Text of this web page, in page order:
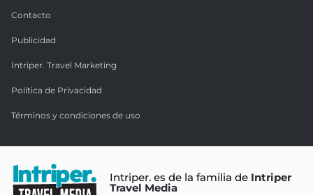
Contacto
Publicidad
Intriper. Travel Marketing
Política de Privacidad
Términos y condiciones de uso
Intriper. es de la familia de Intriper
Travel Media